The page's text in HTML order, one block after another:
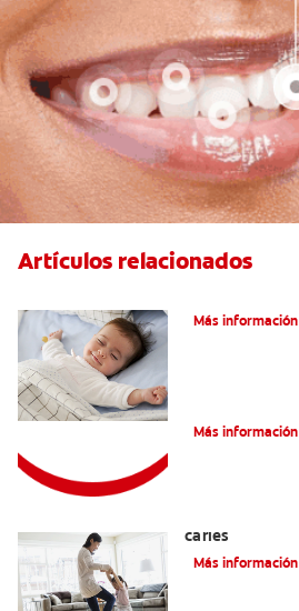
Artículos relacionados
Más información
Más información
caries
Más información